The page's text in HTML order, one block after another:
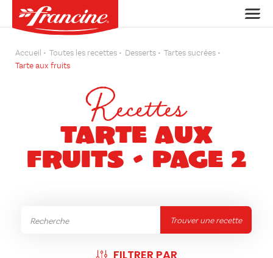
Accueil Toutes les recettes Desserts
Tartes sucrées
Tarte aux fruits
Recettes
Tarte aux
fruits - Page 2
Trouver une recette
FILTRER PAR